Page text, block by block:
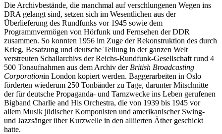
Die Archivbestände, die manchmal auf verschlungenen Wegen ins
DRA gelangt sind, setzen sich im Wesentlichen aus der
Überlieferung des Rundfunks vor 1945 sowie dem
Programmvermögen von Hörfunk und Fernsehen der DDR
zusammen. So konnten 1956 im Zuge der Rekonstruktion des durch
Krieg, Besatzung und deutsche Teilung in der ganzen Welt
verstreuten Schallarchivs der Reichs-Rundfunk-Gesellschaft rund 4
500 Tonaufnahmen aus dem Archiv der British Broadcasting
Corporationin London kopiert werden. Baggerarbeiten in Oslo
förderten wiederum 250 Tonbänder zu Tage, darunter Mitschnitte
der für deutsche Propaganda- und Tarnzwecke ins Leben gerufenen
Bigband Charlie and His Orchestra, die von 1939 bis 1945 vor
allem Musik jüdischer Komponisten und amerikanischer Swing-
und Jazzsänger über Kurzwelle in den alliierten Äther geschickt
hatte.